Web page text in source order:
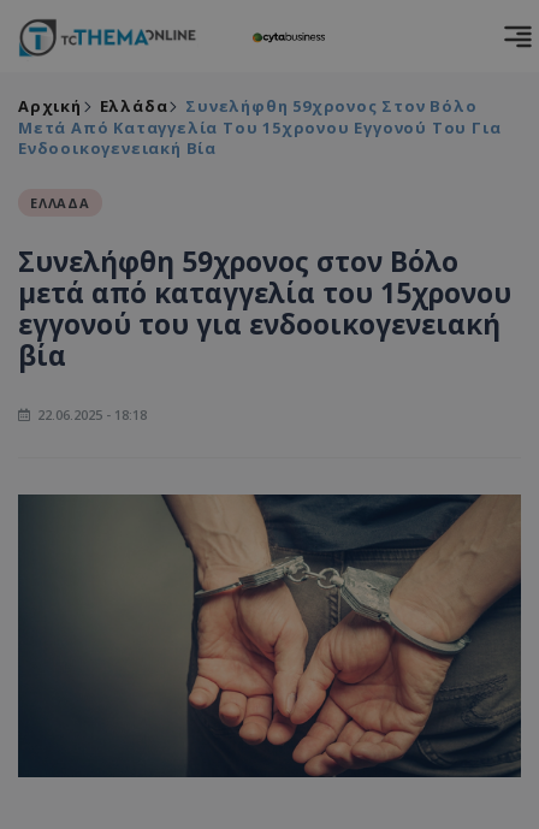
Αρχική Ελλάδα
Συνελήφθη 59χρονος Στον Βόλο
Μετά Από Καταγγελία Του 15χρονου Εγγονού Του Για
Ενδοοικογενειακή Βία
ΕΛΛΑΔΑ
Συνελήφθη 59χρονος στον Βόλο
μετά από καταγγελία του 15χρονου
εγγονού του για ενδοοικογενειακή
βία
22.06.2025 - 18:18